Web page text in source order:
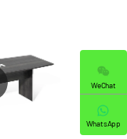
WeChat
WhatsApp